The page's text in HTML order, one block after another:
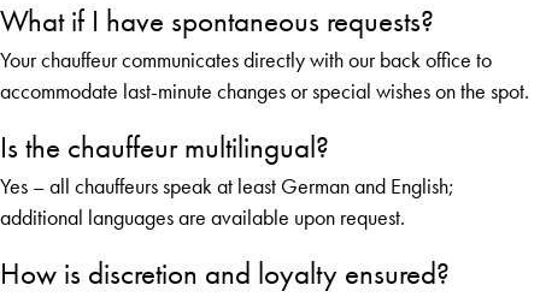
What if I have spontaneous requests?
Your chauffeur communicates directly with our back office to
accommodate last-minute changes or special wishes on the spot.
Is the chauffeur multilingual?
Yes – all chauffeurs speak at least German and English;
additional languages are available upon request.
How is discretion and loyalty ensured?